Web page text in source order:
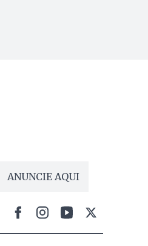
ANUNCIE AQUI